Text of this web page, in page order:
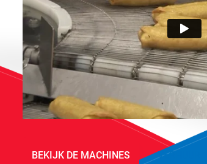
BEKIJK DE MACHINES VERHUUR